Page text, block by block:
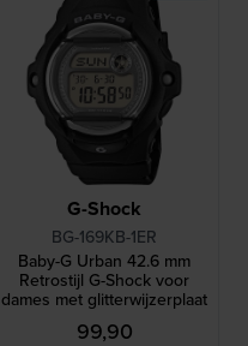
G-Shock
BG-169KB-1ER
Baby-G Urban 42.6 mm
Retrostijl G-Shock voor
dames met glitterwijzerplaat
99,90